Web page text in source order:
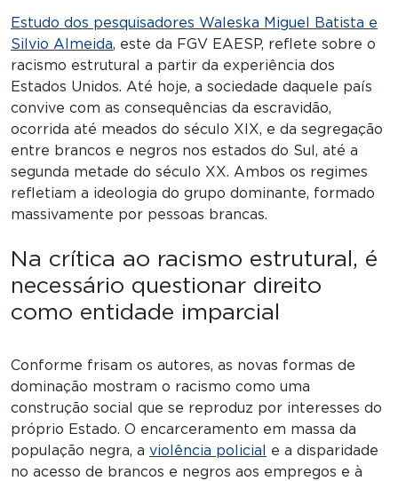
Estudo dos pesquisadores Waleska Miguel Batista e
Silvio Almeida, este da FGV EAESP, reflete sobre o
racismo estrutural a partir da experiência dos
Estados Unidos. Até hoje, a sociedade daquele país
convive com as consequências da escravidão,
ocorrida até meados do século XIX, e da segregação
entre brancos e negros nos estados do Sul, até a
segunda metade do século XX. Ambos os regimes
refletiam a ideologia do grupo dominante, formado
massivamente por pessoas brancas.
Na crítica ao racismo estrutural, é
necessário questionar direito
como entidade imparcial
Conforme frisam os autores, as novas formas de
dominação mostram o racismo como uma
construção social que se reproduz por interesses do
próprio Estado. O encarceramento em massa da
população negra, a violência policial
e a disparidade
no acesso de brancos e negros aos empregos e à